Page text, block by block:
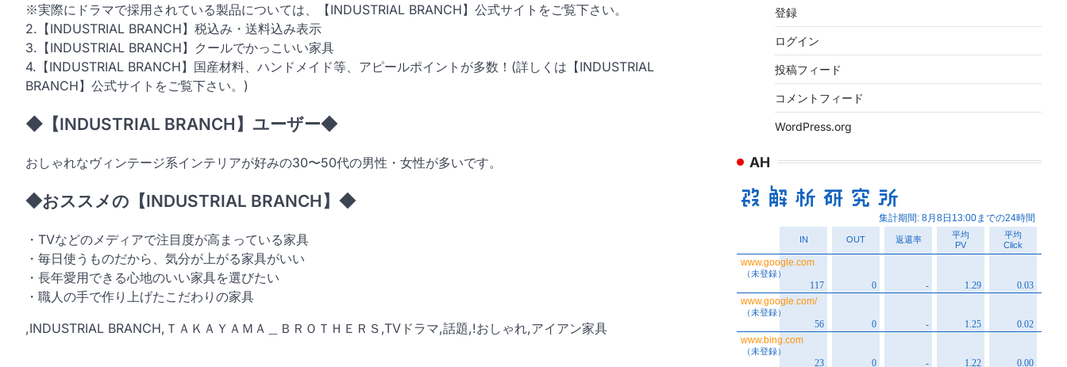
※実際にドラマで採用されている製品については、【INDUSTRIAL BRANCH】公式サイトをご覧下さい。
2.【INDUSTRIAL BRANCH】税込み・送料込み表示
3.【INDUSTRIAL BRANCH】クールでかっこいい家具
4.【INDUSTRIAL BRANCH】国産材料、ハンドメイド等、アピールポイントが多数！(詳しくは【INDUSTRIAL
BRANCH】公式サイトをご覧下さい。)
◆【INDUSTRIAL BRANCH】ユーザー◆
おしゃれなヴィンテージ系インテリアが好みの30〜50代の男性・女性が多いです。
◆おススメの【INDUSTRIAL BRANCH】◆
・TVなどのメディアで注目度が高まっている家具
・毎日使うものだから、気分が上がる家具がいい
・長年愛用できる心地のいい家具を選びたい
・職人の手で作り上げたこだわりの家具
,INDUSTRIAL BRANCH,ＴＡＫＡＹＡＭＡ＿ＢＲＯＴＨＥＲＳ,TVドラマ,話題,!おしゃれ,アイアン家具
登録
ログイン
投稿フィード
コメントフィード
WordPress.org
AH